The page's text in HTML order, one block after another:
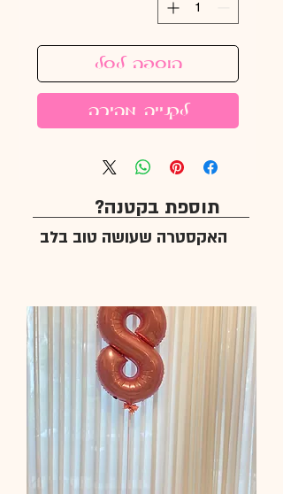
הוספה לסל
לקנייה מהירה
תוספת בקטנה?
האקסטרה שעושה טוב בלב